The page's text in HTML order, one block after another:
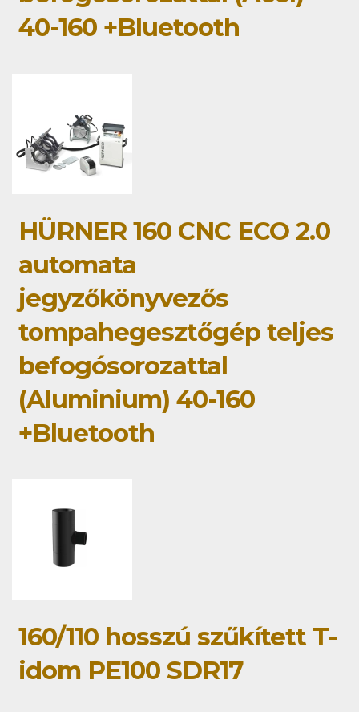
40-160 +Bluetooth
HÜRNER 160 CNC ECO 2.0
automata
jegyzőkönyvezős
tompahegesztőgép teljes
befogósorozattal
(Aluminium) 40-160
+Bluetooth
160/110 hosszú szűkített T-
idom PE100 SDR17